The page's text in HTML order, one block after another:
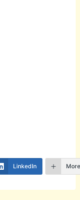
LinkedIn